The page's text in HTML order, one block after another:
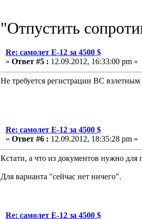
"Отпустить
Re: самолет Е-12 за 4500 $
« Ответ #5 : 12.09.2012, 16:33:00 pm »
Не требуется регистрации ВС
Re: самолет Е-12 за 4500 $
« Ответ #6 : 12.09.2012, 18:35:28 pm »
Кстати, а что из документов нужно для
Для варианта "сейчас нет ничего".
Re: самолет Е-12 за 4500 $